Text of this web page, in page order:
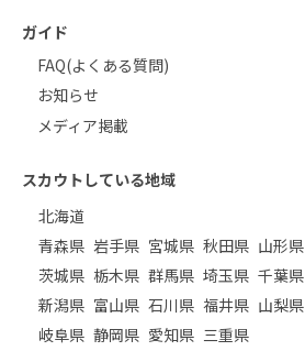
ガイド
FAQ(よくある質問)
お知らせ
メディア掲載
スカウトしている地域
北海道
青森県 岩手県 宮城県 秋田県 山形県
茨城県 栃木県 群馬県 埼玉県 千葉県
新潟県 富山県 石川県 福井県 山梨県
岐阜県 静岡県 愛知県 三重県